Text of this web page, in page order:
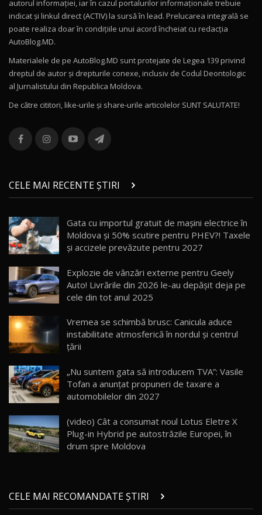
16:27
11
Noul Volvo ES90 / Test Drive AutoBlog.MD
12
Noul MG HS / Test Drive AutoBlog.MD
16:48
13
combină aventura cu luxul / AutoBlog.MD
36:08
chinez care face lumea să se întoarcă după el
/ AutoBlog.MD
17:27
15 14:37
16
AutoBlogMD
13:10
17
30:08
Noul Geely EX5 EM-i care a cucerit Moldova
AutoBlog.MD
23:36
20
Noul ZEEKR 7X / Test Drive AutoBlog.MD
29:08
21
Micul BYD Dolphin Surf / Test Drive
AutoBlog.MD
16:59
autorul informației, iar în cazul portalurilor informaționale trebuie
indicat și linkul direct (ACTIV) la sursă în lead. Prelucarea integrală se
poate realiza doar în condițiile unui acord încheiat cu redacţia
AutoBlog.MD.
Materialele de pe AutoBlog.MD sunt protejate de Legea 139 privind
dreptul de autor și drepturile conexe, inclusiv de Codul Deontologic
al Jurnalistului din Republica Moldova.
De către cititori, like-urile şi share-urile articolelor SUNT SALUTATE!
CELE MAI RECENTE ȘTIRI
Gata cu importul gratuit de mașini electrice în
Moldova și 50% scutire pentru PHEV?! Taxele
și accizele prevăzute pentru 2027
Explozie de vânzări externe pentru Geely
Auto! Livrările din 2026 le-au depășit deja pe
cele din tot anul 2025
Vremea se schimbă brusc: Canicula aduce
instabilitate atmosferică în nordul și centrul
țării
„Nu suntem gata să introducem TVA”: Vasile
Tofan a anunțat propuneri de taxare a
automobilelor din 2027
(video) Cât a consumat noul Lotus Eletre X
Plug-in Hybrid pe autostrăzile Europei, în
drum spre Moldova
CELE MAI RECOMANDATE ȘTIRI